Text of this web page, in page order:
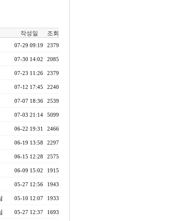
작성일 조회
07-29 09:19 2379
07-30 14:02 2085
07-23 11:26 2379
07-12 17:45 2240
07-07 18:36 2539
07-03 21:14 5099
06-22 19:31 2466
06-19 13:58 2297
06-15 12:28 2575
06-09 15:02 1915
05-27 12:56 1943
05-10 12:07 1933
05-27 12:37 1693